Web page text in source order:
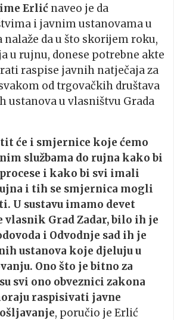
Erlić naveo je da
i javnim ustanovama u
nalaže da u što skorijem roku,
u rujnu, donese potrebne akte
raspise javnih natječaja za
od trgovačkih društava
ustanova u vlasništvu Grada
će i smjernice koje ćemo
službama do rujna kako bi
i kako bi svi imali
i tih se smjernica mogli
U sustavu imamo devet
Grad Zadar, bilo ih je
i Odvodnje sad ih je
ustanova koje djeluju u
Ono što je bitno za
svi ono obveznici zakona
raspisivati javne
, poručio je Erlić